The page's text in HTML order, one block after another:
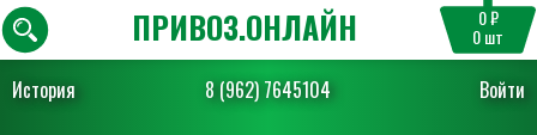
История 8 (962) 7645104 Войти
ПРИВОЗ.ОНЛАЙН 0 ₽
0шт